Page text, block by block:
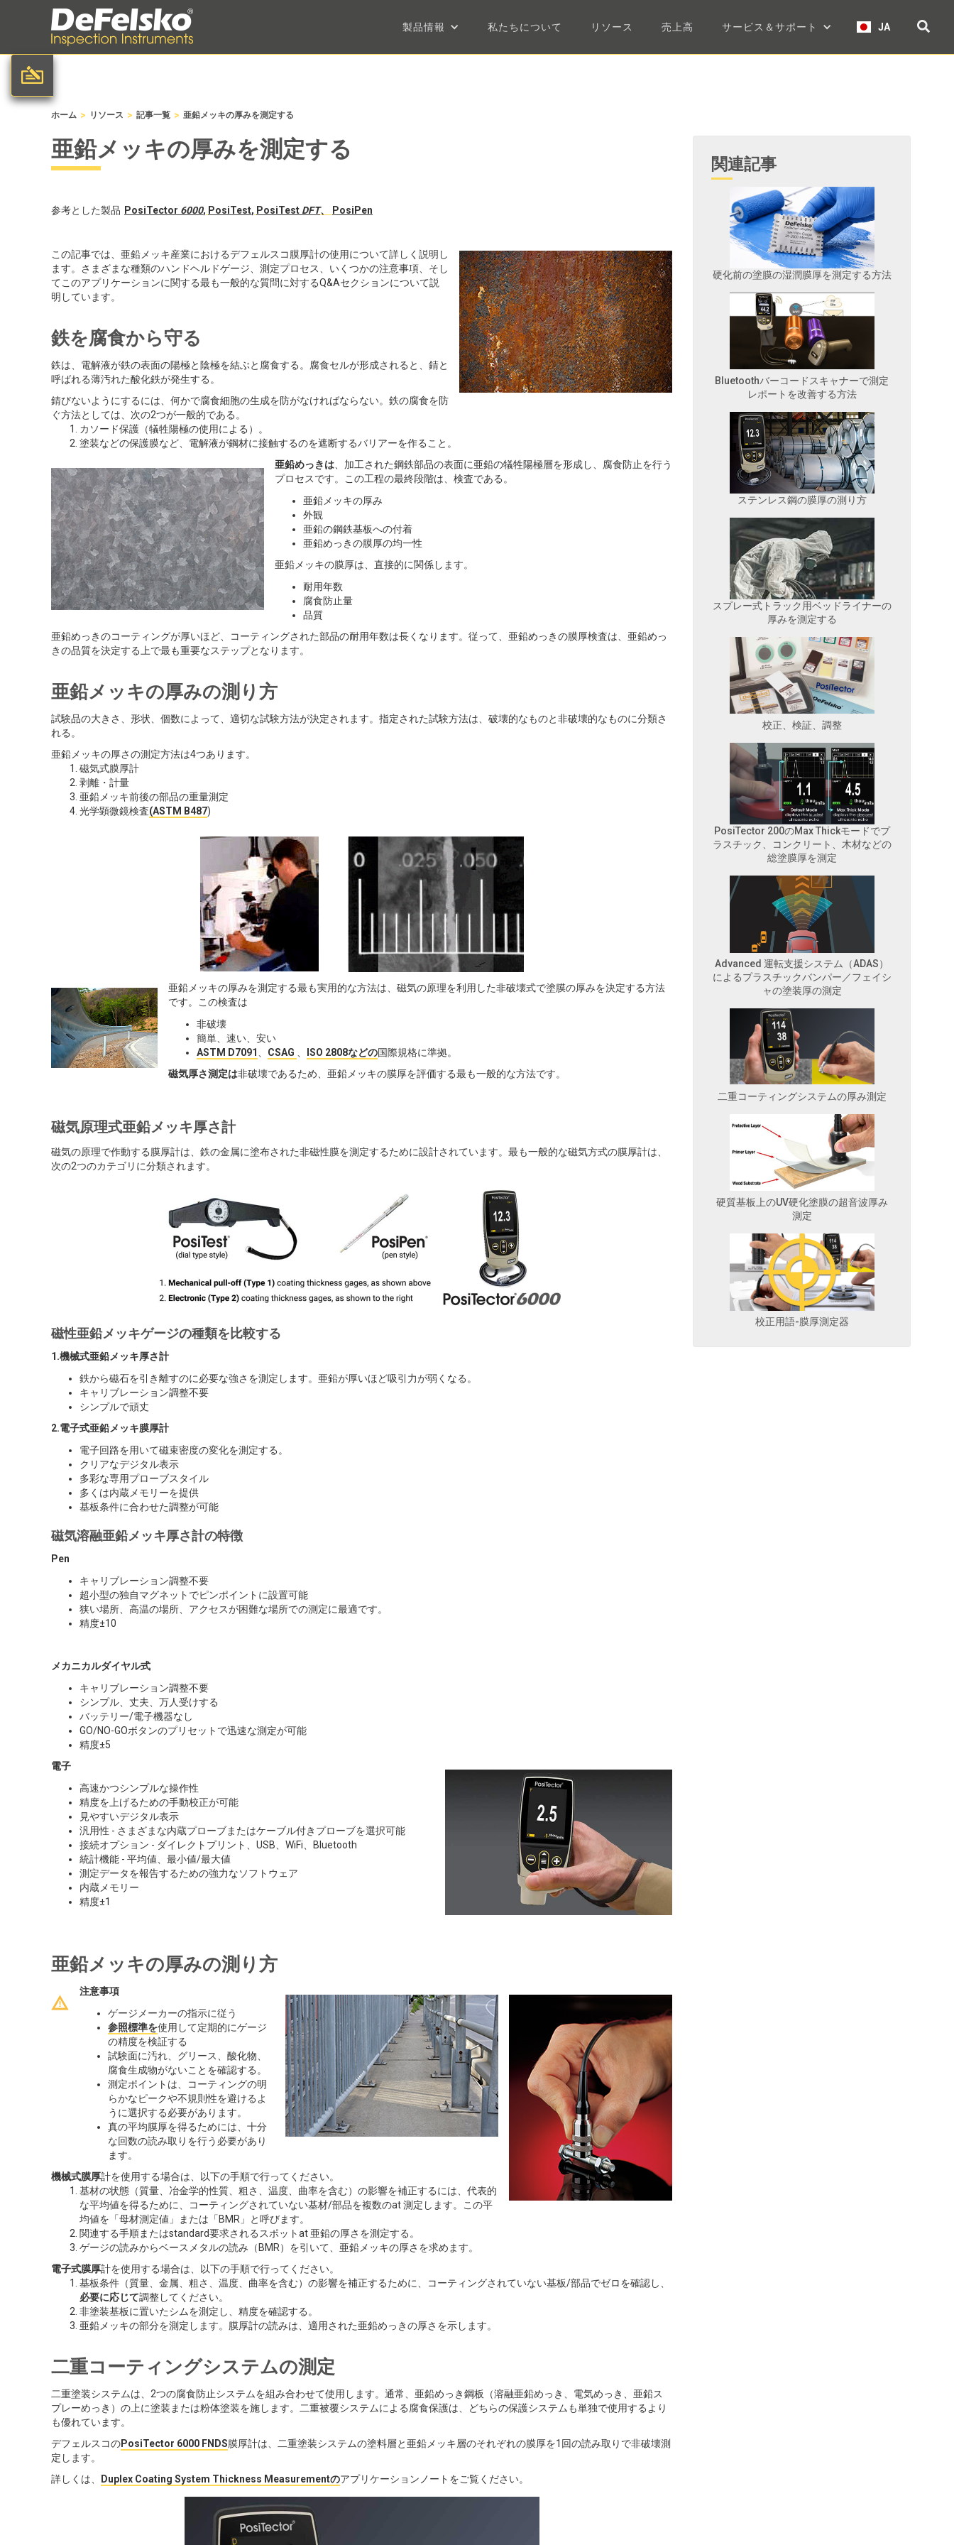
製品情報 私たちについて リソース 売上高 サービス＆サポート JA
ホーム > リソース > 記事一覧 > 亜鉛メッキの厚みを測定する
亜鉛メッキの厚みを測定する
参考とした製品 PosiTector 6000, PosiTest, PosiTest DFT、 PosiPen
この記事では、亜鉛メッキ産業におけるデフェルスコ膜厚計の使用について詳しく説明し
ます。さまざまな種類のハンドヘルドゲージ、測定プロセス、いくつかの注意事項、そし
てこのアプリケーションに関する最も一般的な質問に対するQ&Aセクションについて説
明しています。
鉄を腐食から守る
鉄は、電解液が鉄の表面の陽極と陰極を結ぶと腐食する。腐食セルが形成されると、錆と
呼ばれる薄汚れた酸化鉄が発生する。
錆びないようにするには、何かで腐食細胞の生成を防がなければならない。鉄の腐食を防
ぐ方法としては、次の2つが一般的である。
カソード保護（犠牲陽極の使用による）。
塗装などの保護膜など、電解液が鋼材に接触するのを遮断するバリアーを作ること。
亜鉛めっきは 、加工された鋼鉄部品の表面に亜鉛の犠牲陽極層を形成し、腐食防止を行う
プロセスです。この工程の最終段階は、検査である。
亜鉛メッキの厚み
外観
亜鉛の鋼鉄基板への付着
亜鉛めっきの膜厚の均一性
亜鉛メッキの膜厚は、直接的に関係します。
耐用年数
腐食防止量
品質
亜鉛めっきのコーティングが厚いほど、コーティングされた部品の耐用年数は長くなります。従って、亜鉛めっきの膜厚検査は、亜鉛めっ
きの品質を決定する上で最も重要なステップとなります。
亜鉛メッキの厚みの測り方
試験品の大きさ、形状、個数によって、適切な試験方法が決定されます。指定された試験方法は、破壊的なものと非破壊的なものに分類さ
れる。
亜鉛メッキの厚さの測定方法は4つあります。
磁気式膜厚計
剥離・計量
亜鉛メッキ前後の部品の重量測定
光学顕微鏡検査(ASTM B487)
亜鉛メッキの厚みを測定する最も実用的な方法は、磁気の原理を利用した非破壊式で塗膜の厚みを決定する方法
です。この検査は
非破壊
簡単、速い、安い
ASTM D7091
CSAG ISO 2808などの国際規格に準拠。
磁気厚さ測定は非破壊であるため、亜鉛メッキの膜厚を評価する最も一般的な方法です。
磁気原理式亜鉛メッキ厚さ計
磁気の原理で作動する膜厚計は、鉄の金属に塗布された非磁性膜を測定するために設計されています。最も一般的な磁気方式の膜厚計は、
次の2つのカテゴリに分類されます。
磁性亜鉛メッキゲージの種類を比較する
1.機械式亜鉛メッキ厚さ計
鉄から磁石を引き離すのに必要な強さを測定します。亜鉛が厚いほど吸引力が弱くなる。
キャリブレーション調整不要
シンプルで頑丈
2.電子式亜鉛メッキ膜厚計
電子回路を用いて磁束密度の変化を測定する。
クリアなデジタル表示
多彩な専用プローブスタイル
多くは内蔵メモリーを提供
基板条件に合わせた調整が可能
磁気溶融亜鉛メッキ厚さ計の特徴
Pen
キャリブレーション調整不要
超小型の独自マグネットでピンポイントに設置可能
狭い場所、高温の場所、アクセスが困難な場所での測定に最適です。
精度±10
メカニカルダイヤル式
キャリブレーション調整不要
シンプル、丈夫、万人受けする
バッテリー/電子機器なし
GO/NO-GOボタンのプリセットで迅速な測定が可能
精度±5
電子
高速かつシンプルな操作性
精度を上げるための手動校正が可能
見やすいデジタル表示
汎用性 - さまざまな内蔵プローブまたはケーブル付きプローブを選択可能
接続オプション - ダイレクトプリント、USB、WiFi、Bluetooth
統計機能 - 平均値、最小値/最大値
測定データを報告するための強力なソフトウェア
内蔵メモリー
精度±1
亜鉛メッキの厚みの測り方
注意事項
ゲージメーカーの指示に従う
参照標準を使用して定期的にゲージ
の精度を検証する
試験面に汚れ、グリース、酸化物、
腐食生成物がないことを確認する。
測定ポイントは、コーティングの明
らかなピークや不規則性を避けるよ
うに選択する必要があります。
真の平均膜厚を得るためには、十分
な回数の読み取りを行う必要があり
ます。
機械式膜厚計を使用する場合は、以下の手順で行ってください。
基材の状態（質量、冶金学的性質、粗さ、温度、曲率を含む）の影響を補正するには、代表的
な平均値を得るために、コーティングされていない基材/部品を複数のat 測定します。この平
均値を「母材測定値」または「BMR」と呼びます。
関連する手順またはstandard要求されるスポットat 亜鉛の厚さを測定する。
ゲージの読みからベースメタルの読み（BMR）を引いて、亜鉛メッキの厚さを求めます。
電子式膜厚計を使用する場合は、以下の手順で行ってください。
基板条件（質量、金属、粗さ、温度、曲率を含む）の影響を補正するために、コーティングされていない基板/部品でゼロを確認し、
必要に応じて調整してください。
非塗装基板に置いたシムを測定し、精度を確認する。
亜鉛メッキの部分を測定します。膜厚計の読みは、適用された亜鉛めっきの厚さを示します。
二重コーティングシステムの測定
二重塗装システムは、2つの腐食防止システムを組み合わせて使用します。通常、亜鉛めっき鋼板（溶融亜鉛めっき、電気めっき、亜鉛ス
プレーめっき）の上に塗装または粉体塗装を施します。二重被覆システムによる腐食保護は、どちらの保護システムも単独で使用するより
も優れています。
デフェルスコのPosiTector 6000 FNDS膜厚計は、二重塗装システムの塗料層と亜鉛メッキ層のそれぞれの膜厚を1回の読み取りで非破壊測
定します。
詳しくは、
Duplex Coating System Thickness Measurementのアプリケーションノートをご覧ください。
関連記事
硬化前の塗膜の湿潤膜厚を測定する方法
Bluetoothバーコードスキャナーで測定
レポートを改善する方法
ステンレス鋼の膜厚の測り方
スプレー式トラック用ベッドライナーの
厚みを測定する
校正、検証、調整
PosiTector 200のMax Thickモードでプ
ラスチック、コンクリート、木材などの
総塗膜厚を測定
Advanced 運転支援システム（ADAS）
によるプラスチックバンパー／フェイシ
ャの塗装厚の測定
二重コーティングシステムの厚み測定
硬質基板上のUV硬化塗膜の超音波厚み
測定
校正用語-膜厚測定器